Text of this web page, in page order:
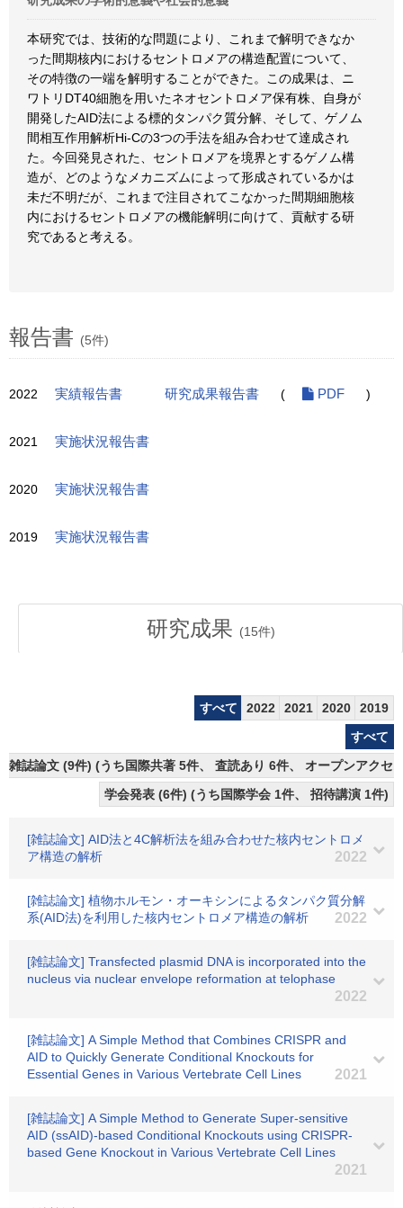
本研究では、技術的な問題により、これまで解明できなか
った間期核内におけるセントロメアの構造配置について、
その特徴の一端を解明することができた。この成果は、ニ
ワトリDT40細胞を用いたネオセントロメア保有株、自身が
開発したAID法による標的タンパク質分解、そして、ゲノム
間相互作用解析Hi-Cの3つの手法を組み合わせて達成され
た。今回発見された、セントロメアを境界とするゲノム構
造が、どのようなメカニズムによって形成されているかは
未だ不明だが、これまで注目されてこなかった間期細胞核
内におけるセントロメアの機能解明に向けて、貢献する研
究であると考える。
報告書 (5件)
2022 実績報告書 研究成果報告書 ( PDF )
2021 実施状況報告書
2020 実施状況報告書
2019 実施状況報告書
研究成果 (15件)
すべて 2022 2021 2020
2019
すべて
雑誌論文 (9件) (うち国際共著 5件、 査読あり 6件、 オープンアクセ
学会発表 (6件) (うち国際学会 1件、 招待講演 1件)
[雑誌論文] AID法と4C解析法を組み合わせた核内セントロメ
ア構造の解析
2022
[雑誌論文] 植物ホルモン・オーキシンによるタンパク質分解
系(AID法)を利用した核内セントロメア構造の解析
2022
[雑誌論文] Transfected plasmid DNA is incorporated into the
nucleus via nuclear envelope reformation at telophase
2022
[雑誌論文] A Simple Method that Combines CRISPR and
AID to Quickly Generate Conditional Knockouts for
Essential Genes in Various Vertebrate Cell Lines
2021
[雑誌論文] A Simple Method to Generate Super-sensitive
AID (ssAID)-based Conditional Knockouts using CRISPR-
based Gene Knockout in Various Vertebrate Cell Lines
2021